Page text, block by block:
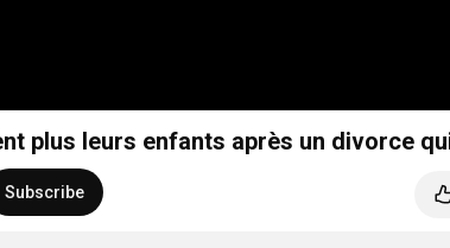
plus leurs enfants après un divorce
Subscribe